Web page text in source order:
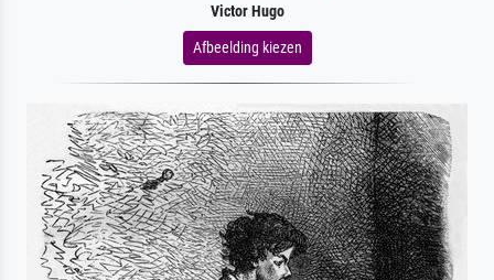
Victor Hugo
Afbeelding kiezen